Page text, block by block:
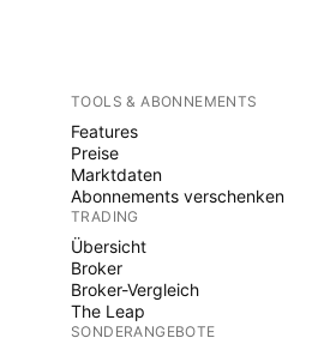
TOOLS & ABONNEMENTS
Features
Preise
Marktdaten
Abonnements verschenken
TRADING
Übersicht
Broker
Broker-Vergleich
The Leap
SONDERANGEBOTE